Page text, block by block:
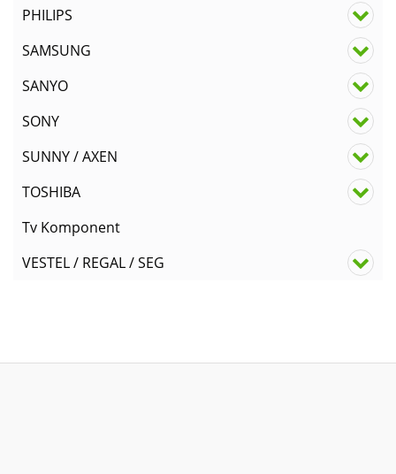
PHILIPS
SAMSUNG
SANYO
SONY
SUNNY / AXEN
TOSHIBA
Tv Komponent
VESTEL / REGAL / SEG